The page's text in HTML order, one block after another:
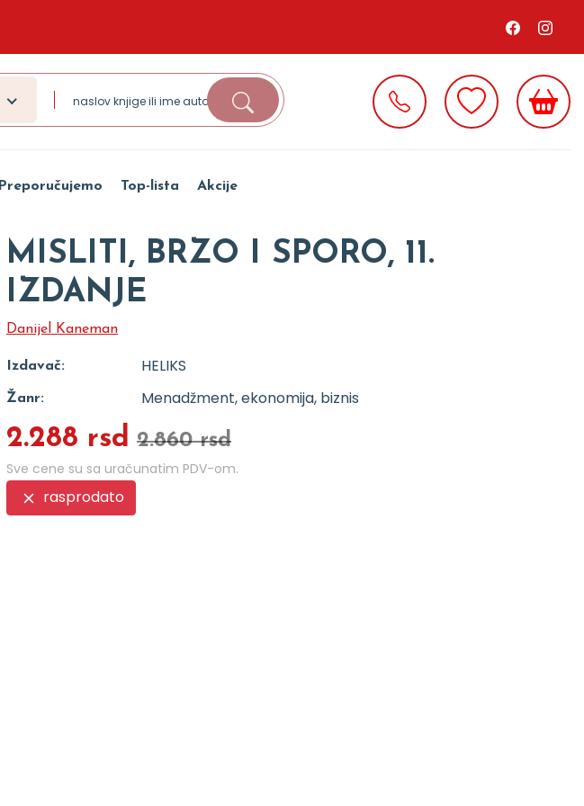
Preporučujemo Top-lista Akcije
MISLITI, BRZO I SPORO, 11.
IZDANJE
Danijel Kaneman
Izdavač: HELIKS
Žanr: Menadžment, ekonomija, biznis
2.288 rsd 2.860 rsd
Sve cene su sa uračunatim PDV-om.
rasprodato